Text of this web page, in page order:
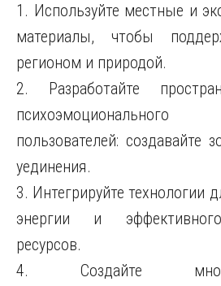
1. Используйте местные и
материалы, чтобы
регионом и природой.
2. Разработайте
пользователей:
уединения.
3. Интегрируйте технологии
энергии и
ресурсов.
4. Создайте